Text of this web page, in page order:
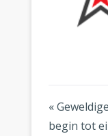
«
begin tot